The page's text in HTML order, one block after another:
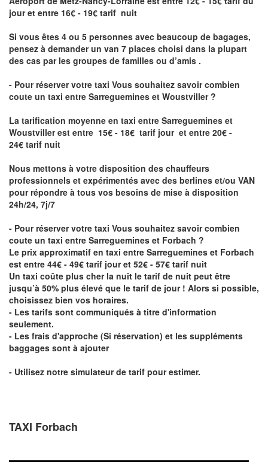
jour et entre 16€ - 19€ tarif nuit
Si vous êtes 4 ou 5 personnes avec beaucoup de bagages,
pensez à demander un van 7 places choisi dans la plupart
des cas par les groupes de familles ou d’amis .
- Pour réserver votre taxi Vous souhaitez savoircombien
coute un taxi entre Sarreguemines et Woustviller ?
La tarification moyenne en taxi entre Sarreguemines et
Woustviller est entre 15€ - 18€ tarif jour et entre 20€ -
24€ tarif nuit
Nous mettons à votre disposition des chauffeurs
professionnels et expérimentés avec des berlines et/ou VAN
pour répondre à tous vos besoins de mise à disposition
24h/24, 7j/7
- Pour réserver votre taxi Vous souhaitez savoircombien
coute un taxi entre Sarreguemines et Forbach ?
Le prix approximatif en taxi entre Sarreguemines et Forbach
est entre 44€ - 49€ tarif jour et 52€ - 57€ tarif nuit
Un taxi coûte plus cher la nuit le tarif de nuit peut être
jusqu’à 50% plus élevé que le tarif de jour ! Alors si possible,
choisissez bien vos horaires.
- Les tarifs sont communiqués à titre d'information
seulement.
- Les frais d'approche (Si réservation) et les suppléments
baggages sont à ajouter
- Utilisez notre simulateur de tarif pour estimer.
TAXI Forbach